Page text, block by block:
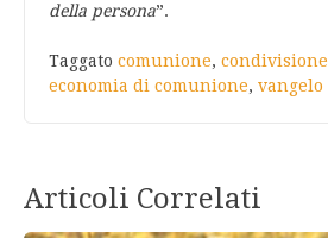
della persona”.
Taggato comunione, condivisione
economia di comunione, vangelo
Articoli Correlati